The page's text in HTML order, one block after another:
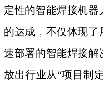
定性的智能焊接机
的达成，不仅体现
速部署的智能焊接解
放出行业从“项目制